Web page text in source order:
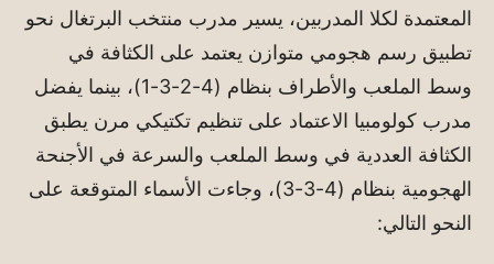
المعتمدة لكلا المدربين، يسير مدرب منتخب البرتغال نحو
تطبيق رسم هجومي متوازن يعتمد على الكثافة في
وسط الملعب والأطراف بنظام (4-2-3-1)، بينما يفضل
مدرب كولومبيا الاعتماد على تنظيم تكتيكي مرن يطبق
الكثافة العددية في وسط الملعب والسرعة في الأجنحة
الهجومية بنظام (4-3-3)، وجاءت الأسماء المتوقعة على
النحو التالي: